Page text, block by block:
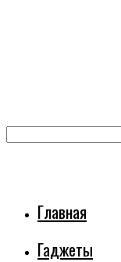
Главная
Гаджеты